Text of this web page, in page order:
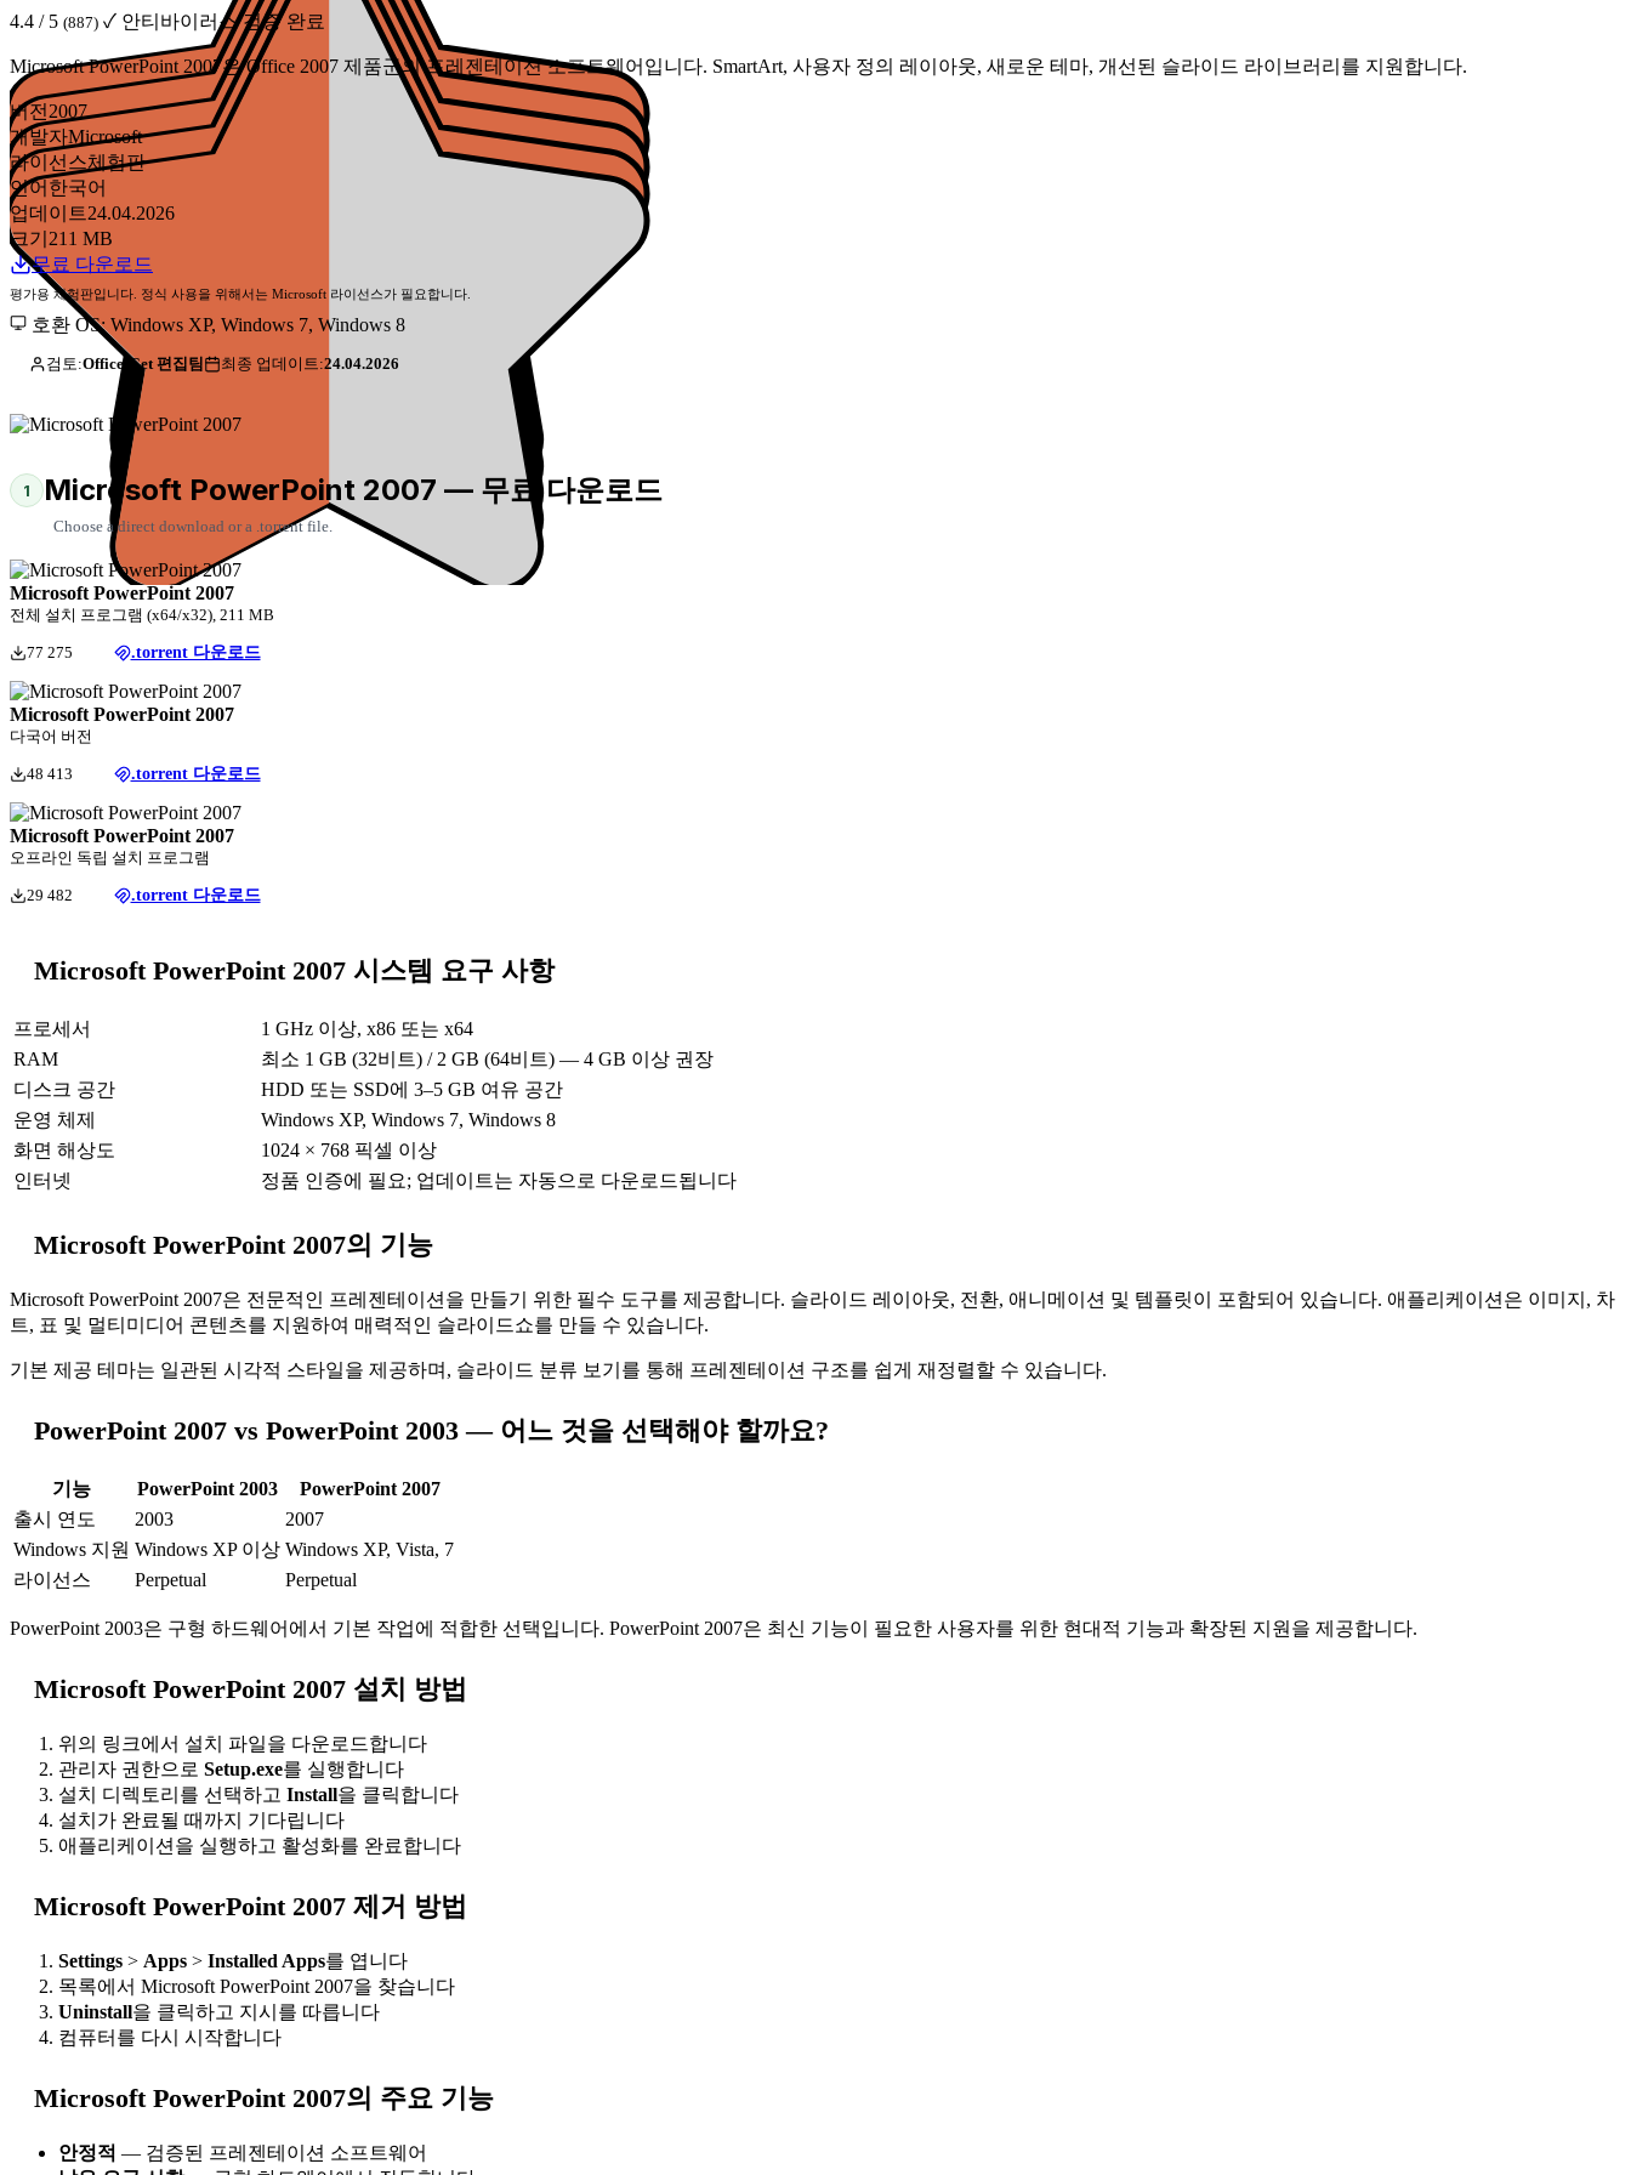
4.4 / 5 (887) ✓ 안티바이러스 검증 완료
Microsoft PowerPoint 2007은 Office 2007 제품군의 프레젠테이션 소프트웨어입니다. SmartArt, 사용자 정의 레이아웃, 새로운 테마, 개선된 슬라이드 라이브러리를 지원합니다.
버전 2007
개발자Microsoft
라이선스체험판
언어 한국어
업데이트24.04.2026
크기 211 MB
무료 다운로드
평가용 체험판입니다. 정식 사용을 위해서는 Microsoft 라이선스가 필요합니다.
호환 OS: Windows XP, Windows 7, Windows 8
검토:Office-Get 편집팀 최종 업데이트:24.04.2026
1 Microsoft PowerPoint 2007 — 무료 다운로드
Choose a direct download or a .torrent file.
Microsoft PowerPoint 2007
전체 설치 프로그램 (x64/x32), 211 MB
77 275 .torrent 다운로드
Microsoft PowerPoint 2007
다국어 버전
48 413 .torrent 다운로드
Microsoft PowerPoint 2007
오프라인 독립 설치 프로그램
29 482 .torrent 다운로드
Microsoft PowerPoint 2007 시스템 요구 사항
프로세서
1 GHz 이상, x86 또는 x64
RAM
최소 1 GB (32비트) / 2 GB (64비트) — 4 GB 이상 권장
디스크 공간
HDD 또는 SSD에 3–5 GB 여유 공간
운영 체제
Windows XP, Windows 7, Windows 8
화면 해상도
1024 × 768 픽셀 이상
인터넷
정품 인증에 필요; 업데이트는 자동으로 다운로드됩니다
Microsoft PowerPoint 2007의 기능
Microsoft PowerPoint 2007은 전문적인 프레젠테이션을 만들기 위한 필수 도구를 제공합니다. 슬라이드 레이아웃, 전환, 애니메이션 및 템플릿이 포함되어 있습니다. 애플리케이션은 이미지, 차
트, 표 및 멀티미디어 콘텐츠를 지원하여 매력적인 슬라이드쇼를 만들 수 있습니다.
기본 제공 테마는 일관된 시각적 스타일을 제공하며, 슬라이드 분류 보기를 통해 프레젠테이션 구조를 쉽게 재정렬할 수 있습니다.
PowerPoint 2007 vs PowerPoint 2003 — 어느 것을 선택해야 할까요?
기능 PowerPoint 2003
PowerPoint 2007
출시 연도
2003
2007
Windows 지원 Windows XP 이상 Windows XP, Vista, 7
라이선스
Perpetual Perpetual
PowerPoint 2003은 구형 하드웨어에서 기본 작업에 적합한 선택입니다. PowerPoint 2007은 최신 기능이 필요한 사용자를 위한 현대적 기능과 확장된 지원을 제공합니다.
Microsoft PowerPoint 2007 설치 방법
위의 링크에서 설치 파일을 다운로드합니다
관리자 권한으로 Setup.exe를 실행합니다
설치 디렉토리를 선택하고 Install을 클릭합니다
설치가 완료될 때까지 기다립니다
애플리케이션을 실행하고 활성화를 완료합니다
Microsoft PowerPoint 2007 제거 방법
Settings > Apps > Installed Apps를 엽니다
목록에서 Microsoft PowerPoint 2007을 찾습니다
Uninstall을 클릭하고 지시를 따릅니다
컴퓨터를 다시 시작합니다
Microsoft PowerPoint 2007의 주요 기능
안정적 — 검증된 프레젠테이션 소프트웨어